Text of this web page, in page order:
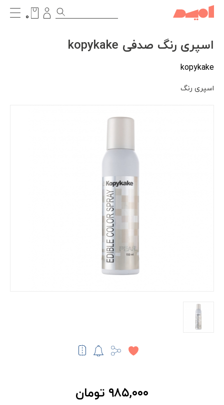
۰
اسپری رنگ صدفی kopykake
kopykake
اسپری رنگ
۹۸۵,۰۰۰ تومان